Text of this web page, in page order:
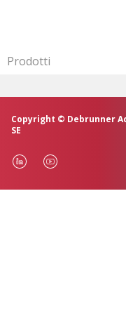
Prodotti
Copyright © Debrunner
SE